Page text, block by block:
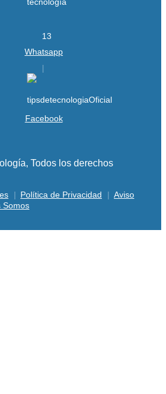
Whatsapp
Facebook
Todos los derechos
Política de Privacidad
Aviso
Somos